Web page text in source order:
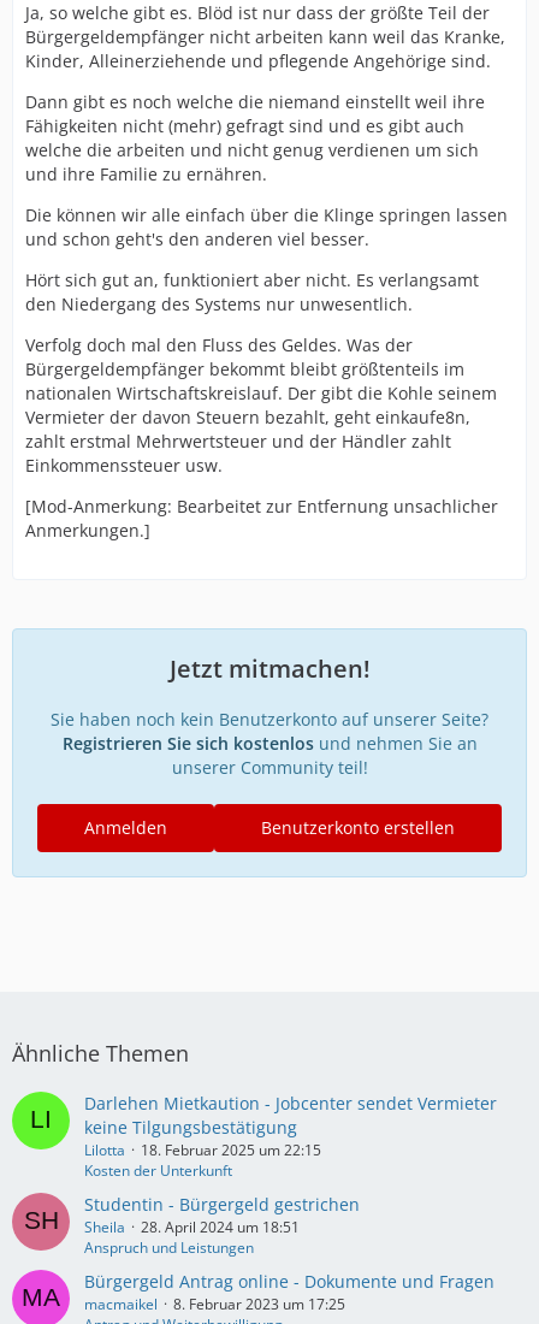
Ja, so welche gibt es. Blöd ist nur dass der größte Teil der
Bürgergeldempfänger nicht arbeiten kann weil das Kranke,
Kinder, Alleinerziehende und pflegende Angehörige sind.
Dann gibt es noch welche die niemand einstellt weil ihre
Fähigkeiten nicht (mehr) gefragt sind und es gibt auch
welche die arbeiten und nicht genug verdienen um sich
und ihre Familie zu ernähren.
Die können wir alle einfach über die Klinge springen lassen
und schon geht's den anderen viel besser.
Hört sich gut an, funktioniert aber nicht. Es verlangsamt
den Niedergang des Systems nur unwesentlich.
Verfolg doch mal den Fluss des Geldes. Was der
Bürgergeldempfänger bekommt bleibt größtenteils im
nationalen Wirtschaftskreislauf. Der gibt die Kohle seinem
Vermieter der davon Steuern bezahlt, geht einkaufe8n,
zahlt erstmal Mehrwertsteuer und der Händler zahlt
Einkommenssteuer usw.
[Mod-Anmerkung: Bearbeitet zur Entfernung unsachlicher
Anmerkungen.]
Jetzt mitmachen!
Sie haben noch kein Benutzerkonto auf unserer Seite?
Registrieren Sie sich kostenlosund nehmen Sie an
unserer Community teil!
Benutzerkonto erstellen
Anmelden
Ähnliche Themen
Darlehen Mietkaution - Jobcenter sendet Vermieter
keine Tilgungsbestätigung
Lilotta
18. Februar 2025 um 22:15
Kosten der Unterkunft
Studentin - Bürgergeld gestrichen
Sheila
28. April 2024 um 18:51
Anspruch und Leistungen
Bürgergeld Antrag online - Dokumente und Fragen
macmaikel
8. Februar 2023 um 17:25